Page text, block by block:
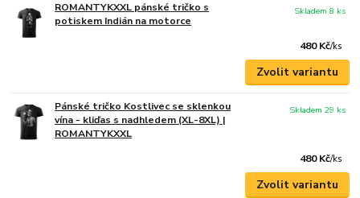
ROMANTYKXXL pánské tričko s
potiskem Indián na motorce
480 Kč/ks
Skladem 8 ks
Zvolit variantu
Pánské tričko Kostlivec se sklenkou
vína - kliďas s nadhledem (XL-8XL) |
ROMANTYKXXL
480 Kč/ks
Skladem 29 ks
Zvolit variantu